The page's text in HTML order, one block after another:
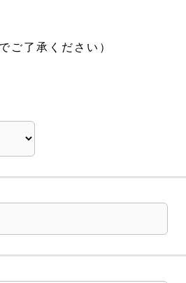
ご了承ください）